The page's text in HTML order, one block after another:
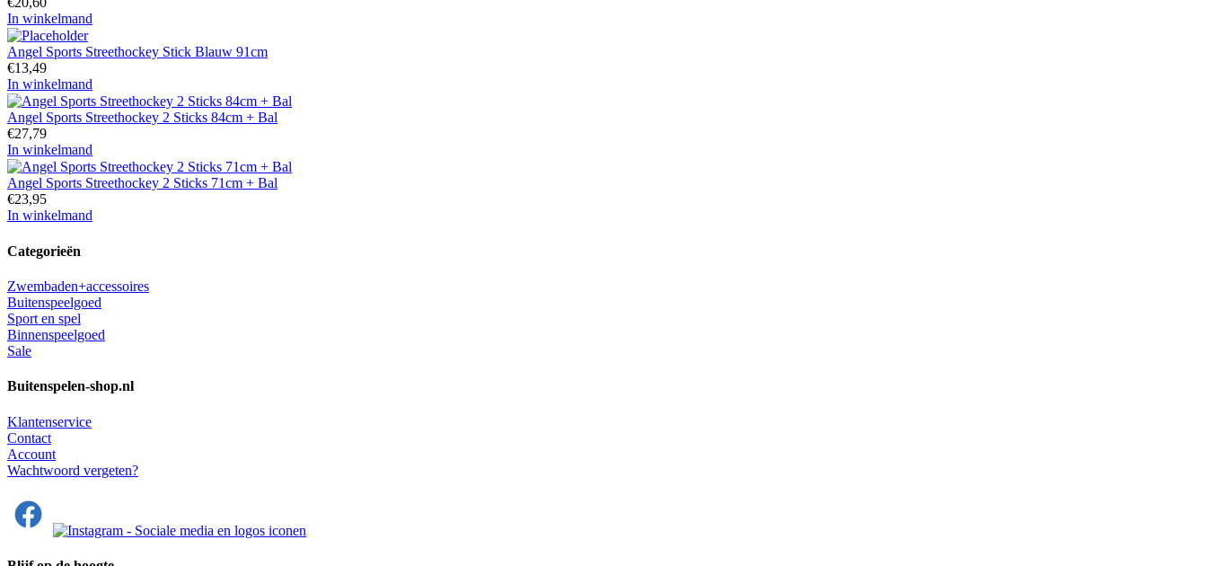
In winkelmand
Angel Sports Streethockey Stick Blauw 91cm
€13,49
In winkelmand
Angel Sports Streethockey 2 Sticks 84cm + Bal
€27,79
In winkelmand
Angel Sports Streethockey 2 Sticks 71cm + Bal
€23,95
In winkelmand
Categorieën
Zwembaden+accessoires
Buitenspeelgoed
Sport en spel
Binnenspeelgoed
Sale
Buitenspelen-shop.nl
Klantenservice
Contact
Account
Wachtwoord vergeten?